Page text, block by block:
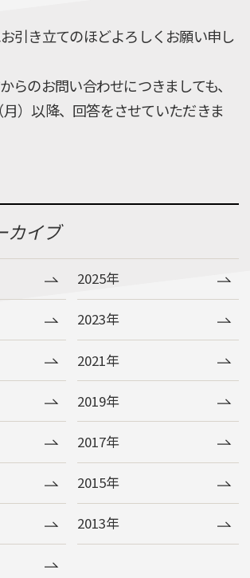
引き立てのほどよろしくお願い申し
らのお問い合わせにつきましても、
）以降、回答をさせていただきま
カイブ
2025年
2023年
2021年
2019年
2017年
2015年
2013年